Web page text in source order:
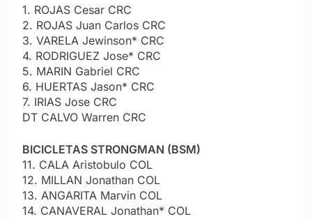
1. ROJAS Cesar CRC
2. ROJAS Juan Carlos CRC
3. VARELA Jewinson* CRC
4. RODRIGUEZ Jose* CRC
5. MARIN Gabriel CRC
6. HUERTAS Jason* CRC
7. IRIAS Jose CRC
DT CALVO Warren CRC
BICICLETAS STRONGMAN (BSM)
11. CALA Aristobulo COL
12. MILLAN Jonathan COL
13. ANGARITA Marvin COL
14. CANAVERAL Jonathan* COL